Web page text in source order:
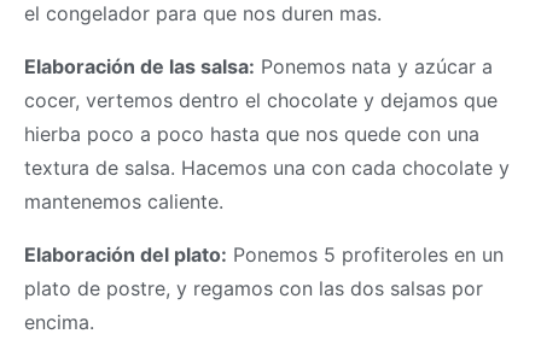
el congelador para que nos duren mas.
Elaboración de las salsa: Ponemos nata y azúcar a
cocer, vertemos dentro el chocolate y dejamos que
hierba poco a poco hasta que nos quede con una
textura de salsa. Hacemos una con cada chocolate y
mantenemos caliente.
Elaboración del plato: Ponemos 5 profiteroles en un
plato de postre, y regamos con las dos salsas por
encima.